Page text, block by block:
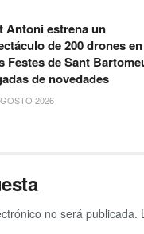
Antoni estrena un
de 200 drones en
Festes de Sant
de novedades
2026
no será publicada.